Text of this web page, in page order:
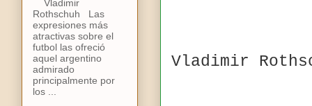
Vladimir
Vladimir
Rothschuh Las
expresiones más
atractivas sobre el
futbol las ofreció
aquel argentino
admirado
principalmente por
los ...